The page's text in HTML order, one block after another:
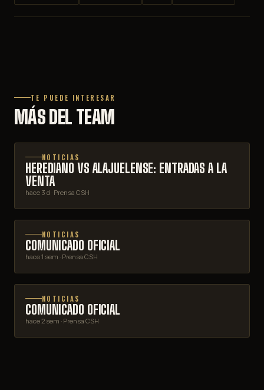
TE PUEDE INTERESAR
MÁS DEL TEAM
NOTICIAS
HEREDIANO VS ALAJUELENSE: ENTRADAS A LA
VENTA
hace 3 d · Prensa CSH
NOTICIAS
COMUNICADO OFICIAL
hace 1 sem · Prensa CSH
NOTICIAS
COMUNICADO OFICIAL
hace 2 sem · Prensa CSH